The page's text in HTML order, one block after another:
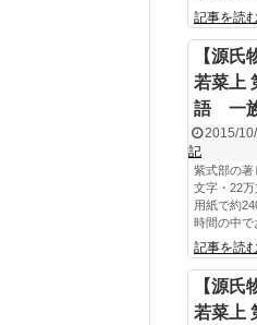
記事を読
【源
若菜上
語 一
2015/
記
紫式部の著
文字・22
用紙で約
時間の中で
記事を読
【源
若菜上